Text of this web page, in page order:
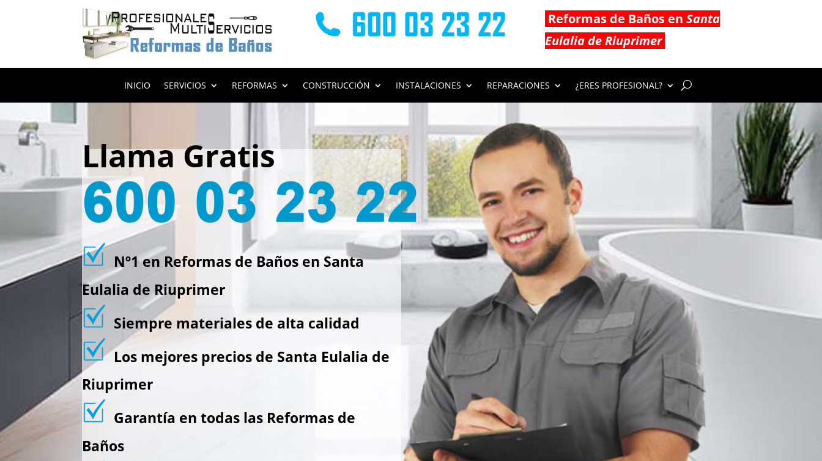
Reformas de Baños en Santa
Eulalia de Riuprimer
INICIO SERVICIOS REFORMAS CONSTRUCCIÓN INSTALACIONES REPARACIONES ¿ERES PROFESIONAL?
Llama Gratis
Nº1 en Reformas de Baños en Santa
Eulalia de Riuprimer
Siempre materiales de alta calidad
Los mejores precios de Santa Eulalia de
Riuprimer
Garantía en todas las Reformas de
Baños